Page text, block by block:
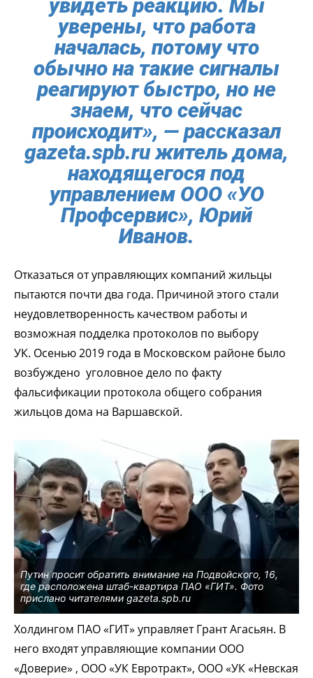
увидеть реакцию. Мы
уверены, что работа
началась, потому что
обычно на такие сигналы
реагируют быстро, но не
знаем, что сейчас
происходит», — рассказал
gazeta.spb.ru житель дома,
находящегося под
управлением ООО «УО
Профсервис», Юрий
Иванов.
Отказаться от управляющих компаний жильцы
пытаются почти два года. Причиной этого стали
неудовлетворенность качеством работы и
возможная подделка протоколов по выбору
УК. Осенью 2019 года в Московском районе было
возбуждено уголовное дело по факту
фальсификации протокола общего собрания
жильцов дома на Варшавской.
Путин просит обратить внимание на Подвойского, 16,
где расположена штаб-квартира ПАО «ГИТ». Фото
прислано читателями gazeta.spb.ru
Холдингом ПАО «ГИТ» управляет Грант Агасьян. В
него входят управляющие компании ООО
«Доверие» , ООО «УК Евротракт», ООО «УК «Невская